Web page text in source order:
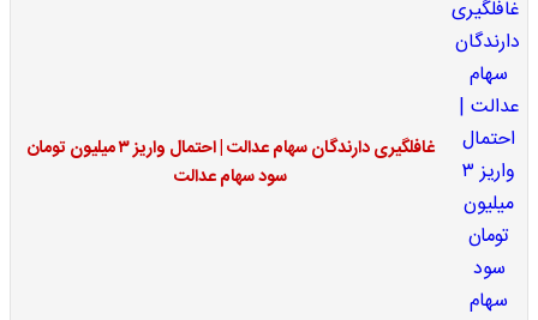
غافلگیری دارندگان سهام عدالت | احتمال واریز ۳ میلیون تومان
سود سهام عدالت